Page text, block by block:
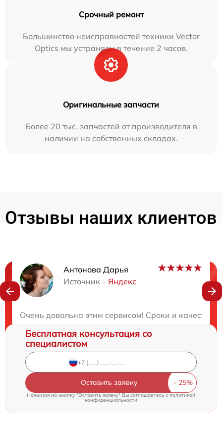
Срочный ремонт
Большинство неисправностей техники Vector
Optics мы устраняем в течение 2 часов.
Оригинальные запчасти
Более 20 тыс. запчастей от производителя в
наличии на собственных складах.
Отзывы наших клиентов
Антонова Дарья
Источник – Яндекс
Очень довольна этим сервисом! Сроки и качество
Нужна консультация?
Бесплатная консультация со
специалистом
Оставить заявку
Нажимая на кнопку "Оставить заявку" Вы соглашаетесь c политикой
конфиденциальности